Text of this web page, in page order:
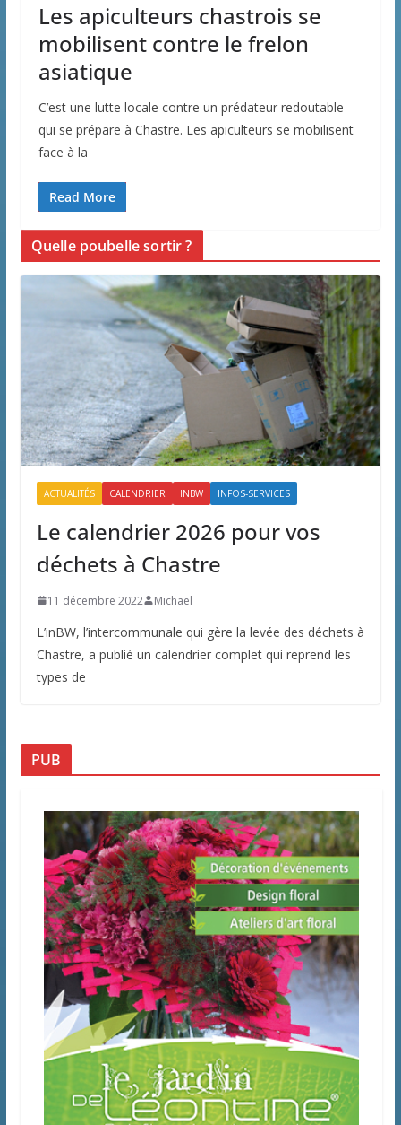
Les apiculteurs chastrois se
mobilisent contre le frelon
asiatique
C’est une lutte locale contre un prédateur redoutable
qui se prépare à Chastre. Les apiculteurs se mobilisent
face à la
Read More
Quelle poubelle sortir ?
ACTUALITÉS CALENDRIER INBW INFOS-SERVICES
Le calendrier 2026 pour vos
déchets à Chastre
11 décembre 2022 Michaël
L’inBW, l’intercommunale qui gère la levée des déchets à
Chastre, a publié un calendrier complet qui reprend les
types de
PUB